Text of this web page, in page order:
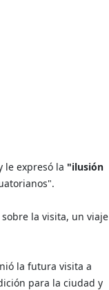
le expresó la "ilusión
la visita, un viaje
la futura visita a
para la ciudad y